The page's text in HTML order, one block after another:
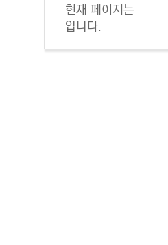
현재 페이지는
입니다.